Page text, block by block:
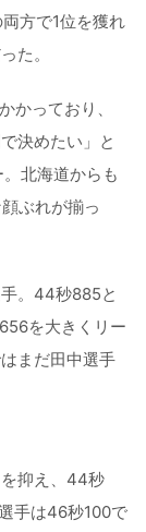
方で1位を獲れ
た。
かっており、
決めたい」と
北海道からも
ぶれが揃っ
。44秒885と
を大きくリー
まだ田中選手
抑え、44秒
手は46秒100で